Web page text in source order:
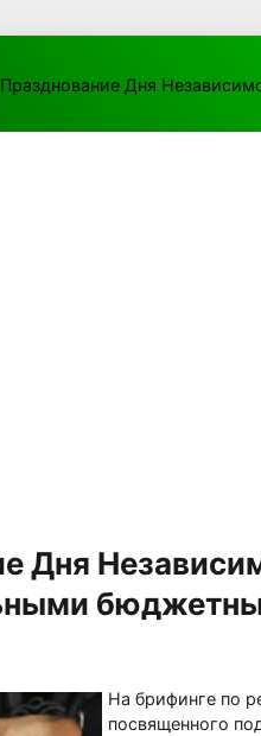
Дня
Дня
На брифинге по
посвященного